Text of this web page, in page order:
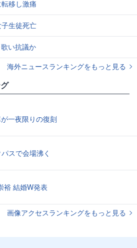
移し激痛
生徒死亡
い抗議か
海外ニュースランキングをもっと見る
一夜限りの復刻
スで会場沸く
裕 結婚W発表
画像アクセスランキングをもっと見る